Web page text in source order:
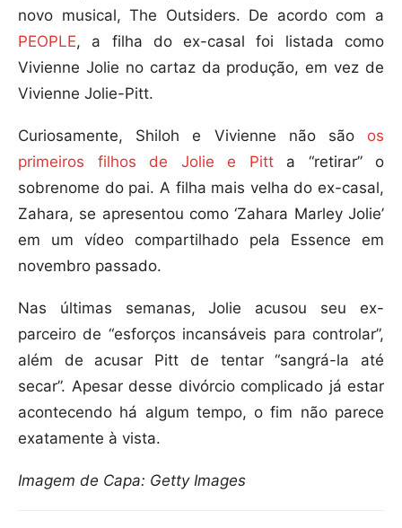
novo musical, The Outsiders. De acordo com a
PEOPLE, a filha do ex-casal foi listada como
Vivienne Jolie no cartaz da produção, em vez de
Vivienne Jolie-Pitt.
Curiosamente, Shiloh e Vivienne não são os
primeiros filhos de Jolie e Pitta “retirar” o
sobrenome do pai. A filha mais velha do ex-casal,
Zahara, se apresentou como ‘Zahara Marley Jolie’
em um vídeo compartilhado pela Essence em
novembro passado.
Nas últimas semanas, Jolie acusou seu ex-
parceiro de “esforços incansáveis para controlar”,
além de acusar Pitt de tentar “sangrá-la até
secar”. Apesar desse divórcio complicado já estar
acontecendo há algum tempo, o fim não parece
exatamente à vista.
Imagem de Capa: Getty Images